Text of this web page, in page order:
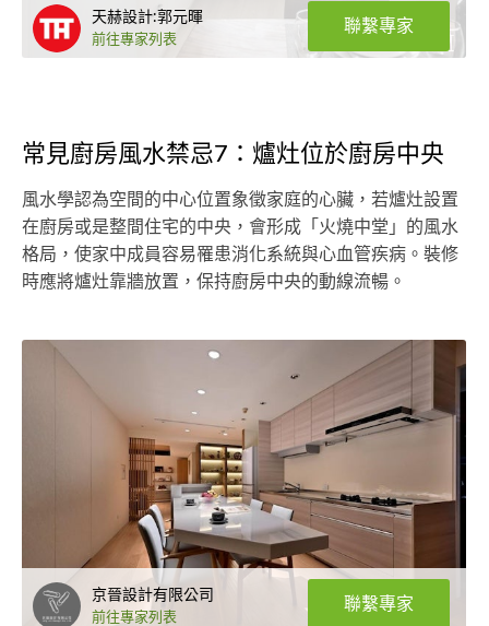
天赫設計:郭元暉
前往專家列表
聯繫專家
常見廚房風水禁忌7：爐灶位於廚房中央
風水學認為空間的中心位置象徵家庭的心臟，若爐灶設置
在廚房或是整間住宅的中央，會形成「火燒中堂」的風水
格局，使家中成員容易罹患消化系統與心血管疾病。裝修
時應將爐灶靠牆放置，保持廚房中央的動線流暢。
京晉設計有限公司
前往專家列表
聯繫專家